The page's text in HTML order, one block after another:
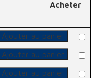
Acheter
Ajouter au panier
Ajouter au panier
Ajouter au panier